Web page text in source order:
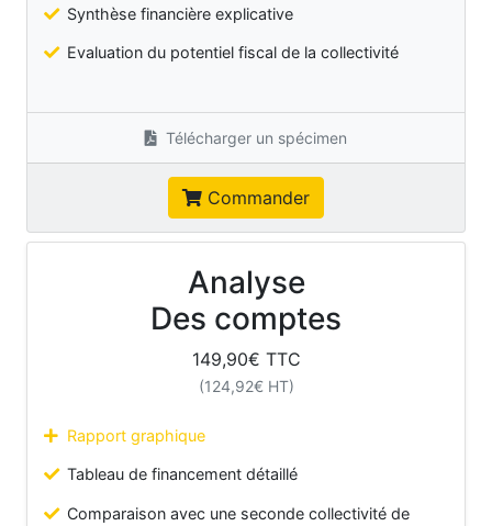
Synthèse financière explicative
Evaluation du potentiel fiscal de la collectivité
Télécharger un spécimen
Commander
Analyse
Des comptes
149,90€ TTC
(124,92€ HT)
Rapport graphique
Tableau de financement détaillé
Comparaison avec une seconde collectivité de